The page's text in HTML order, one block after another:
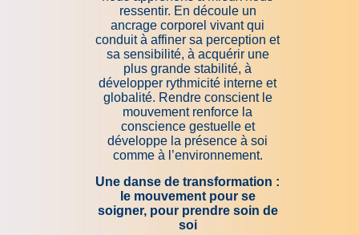
ressentir. En découle un
ancrage corporel vivant qui
conduit à affiner sa perception et
sa sensibilité, à acquérir une
plus grande stabilité, à
développer rythmicité interne et
globalité. Rendre conscient le
mouvement renforce la
conscience gestuelle et
développe la présence à soi
comme à l’environnement.
Une danse de transformation :
le mouvement pour se
soigner, pour prendre soin de
soi